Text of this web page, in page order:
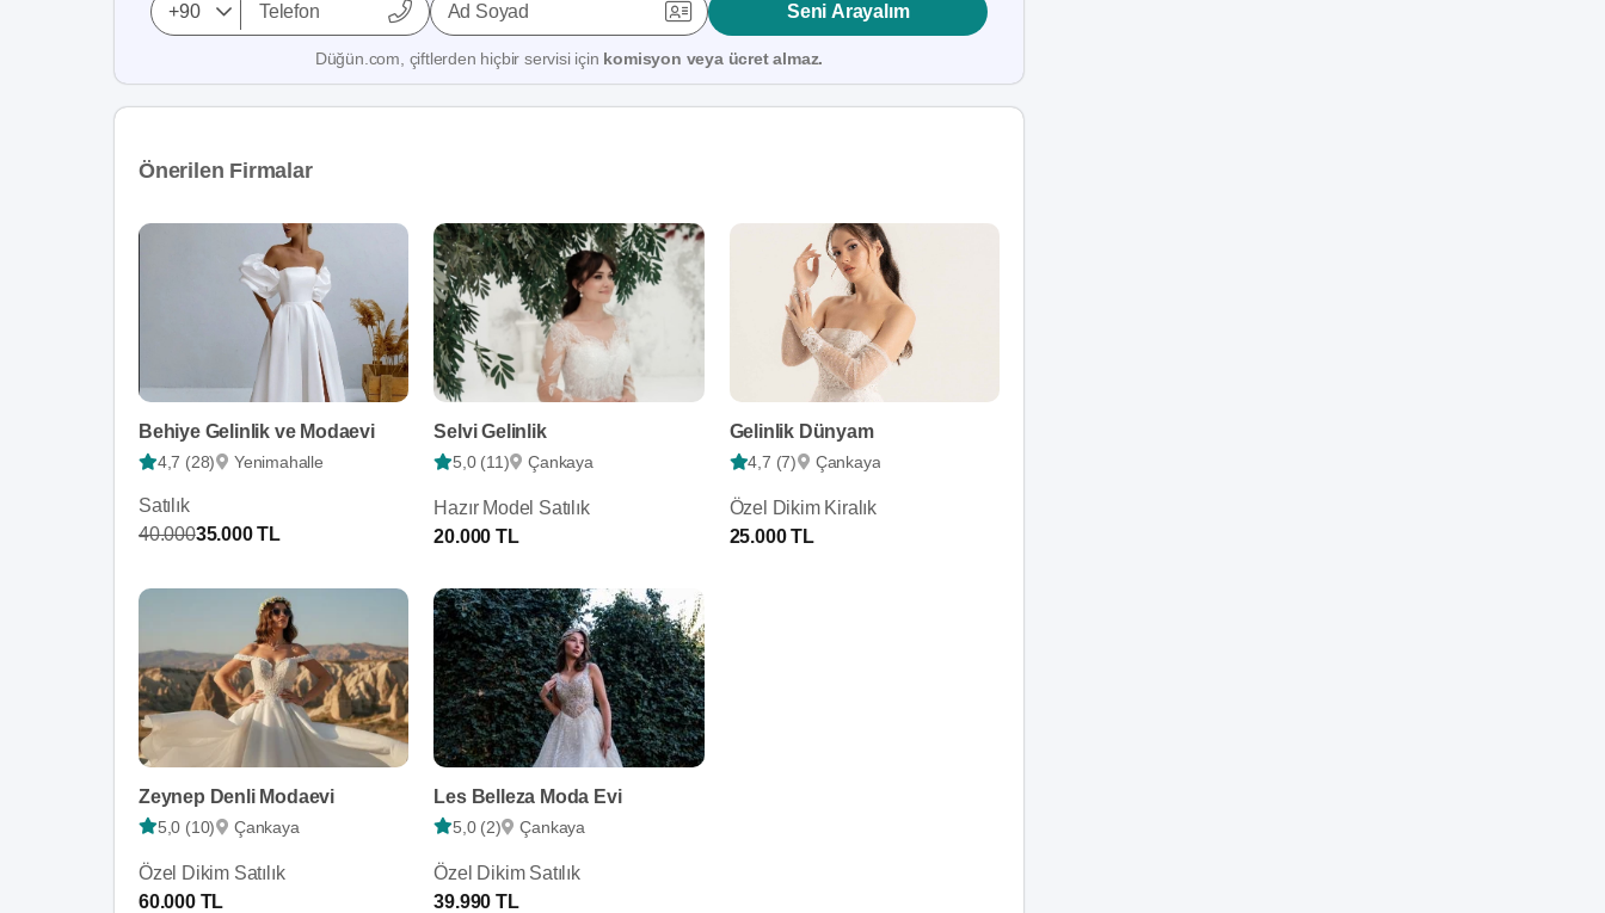
Ad Soyad Seni Arayalım
Düğün.com, çiftlerden hiçbir servisi için komisyon veya ücret almaz.
Önerilen Firmalar
Behiye Gelinlik ve Modaevi
4,7 (28) Yenimahalle
Satılık
40.00035.000 TL
Selvi Gelinlik
5,0 (11) Çankaya
Hazır Model Satılık
20.000 TL
Gelinlik Dünyam
4,7 (7) Çankaya
Özel Dikim Kiralık
25.000 TL
Zeynep Denli Modaevi
5,0 (10) Çankaya
Özel Dikim Satılık
60.000 TL
Les Belleza Moda Evi
5,0 (2) Çankaya
Özel Dikim Satılık
39.990 TL